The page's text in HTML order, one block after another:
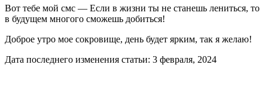
Вот тебе мой смс — Если в жизни ты не станешь лениться, то
в будущем многого сможешь добиться!
Доброе утро мое сокровище, день будет ярким, так я желаю!
Дата последнего изменения статьи: 3 февраля, 2024